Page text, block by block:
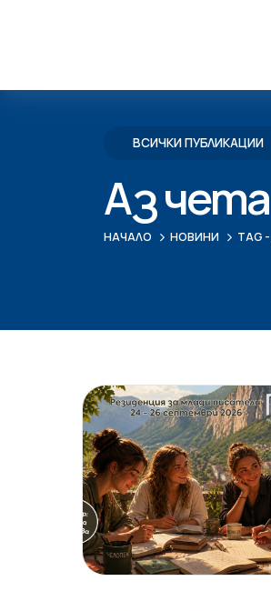
ВСИЧКИ ПУБЛИКАЦИИ
Аз чета
НАЧАЛО НОВИНИ TAG -